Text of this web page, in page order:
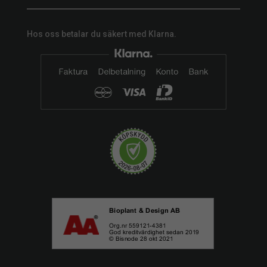
Hos oss betalar du säkert med Klarna.